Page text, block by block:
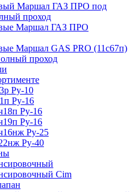
Маршал ГАЗ ПРО под
проход
Маршал ГАЗ ПРО
Маршал GAS PRO (11с67п)
проход
Ру-10
Ру-16
Ру-16
Ру-16
Ру-25
Ру-40
Cim